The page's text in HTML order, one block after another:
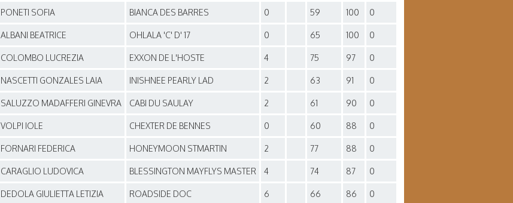
PONETI SOFIA BIANCA DES BARRES 0 59 100 0
ALBANI BEATRICE OHLALA 'C' D' 17 0 65 100 0
COLOMBO LUCREZIA EXXON DE L'HOSTE 4 75 97 0
NASCETTI GONZALES LAIA INISHNEE PEARLY LAD 2 63 91 0
SALUZZO MADAFFERI GINEVRA CABI DU SAULAY 2 61 90 0
VOLPI IOLE CHEXTER DE BENNES 0 60 88 0
FORNARI FEDERICA HONEYMOON STMARTIN 2 77 88 0
CARAGLIO LUDOVICA BLESSINGTON MAYFLYS MASTER 4 74 87 0
DEDOLA GIULIETTA LETIZIA ROADSIDE DOC 6 66 86 0